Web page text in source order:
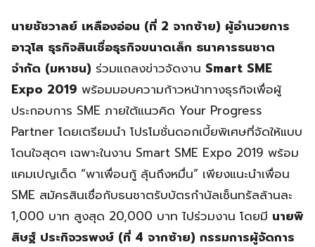
นายชัชวาลย์ เหลืองอ่อน (ที่ 2 จากซ้าย) ผู้อำนวยการ
อาวุโส ธุรกิจสินเชื่อธุรกิจขนาดเล็ก ธนาคารธนชาต
จำกัด (มหาชน) ร่วมแถลงข่าวจัดงาน Smart SME
Expo 2019 พร้อมมอบความก้าวหน้าทางธุรกิจเพื่อผู้
ประกอบการ SME ภายใต้แนวคิด Your Progress
Partner โดยเตรียมนำ โปรโมชั่นดอกเบี้ยพิเศษที่จัดให้แบบ
โดนใจสุดๆ เฉพาะในงาน Smart SME Expo 2019 พร้อม
แคมเปญเด็ด “พาเพื่อนกู้ ลุ้นถึงหมื่น” เพียงแนะนำเพื่อน
SME สมัครสินเชื่อกับธนชาตรับบัตรกำนัลเซ็นทรัลล้านละ
1,000 บาท สูงสุด 20,000 บาท ไปร่วมงาน โดยมี นายพิ
สิษฐ์ ประกิจวรพงษ์ (ที่ 4 จากซ้าย) กรรมการผู้จัดการ